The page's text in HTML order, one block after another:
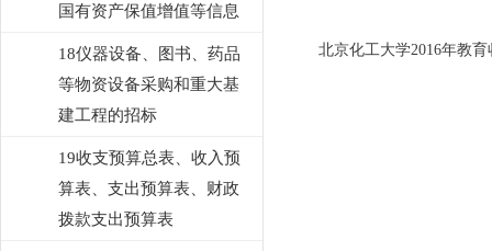
国有资产保值增值等信息
18仪器设备、图书、药品
等物资设备采购和重大基
建工程的招标
19收支预算总表、收入预
算表、支出预算表、财政
拨款支出预算表
北京化工大学2016年教